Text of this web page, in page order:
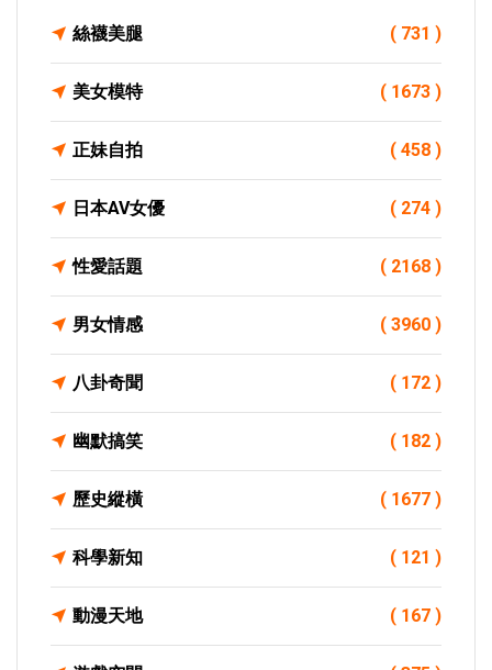
絲襪美腿 ( 731 )
美女模特 ( 1673 )
正妹自拍 ( 458 )
日本AV女優 ( 274 )
性愛話題 ( 2168 )
男女情感 ( 3960 )
八卦奇聞 ( 172 )
幽默搞笑 ( 182 )
歷史縱橫 ( 1677 )
科學新知 ( 121 )
動漫天地 ( 167 )